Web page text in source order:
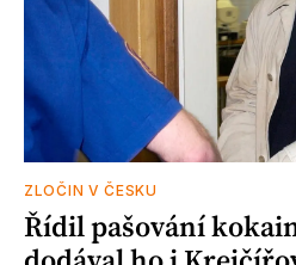
ZLOČIN V ČESKU
Řídil pašování